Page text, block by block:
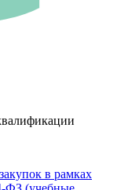
в рамках